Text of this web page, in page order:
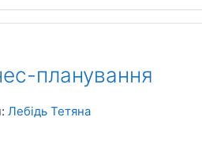
планування
Лебідь Тетяна